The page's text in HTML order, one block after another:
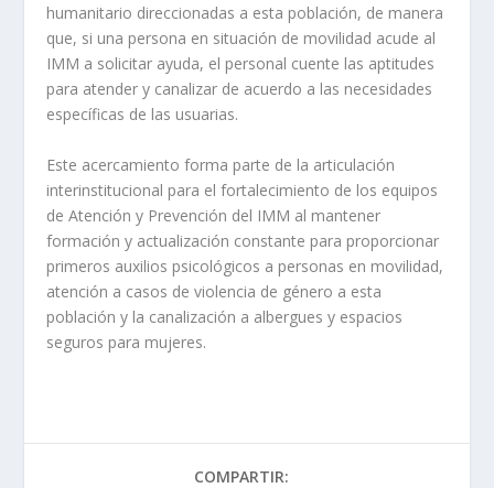
humanitario direccionadas a esta población, de manera
que, si una persona en situación de movilidad acude al
IMM a solicitar ayuda, el personal cuente las aptitudes
para atender y canalizar de acuerdo a las necesidades
específicas de las usuarias.
Este acercamiento forma parte de la articulación
interinstitucional para el fortalecimiento de los equipos
de Atención y Prevención del IMM al mantener
formación y actualización constante para proporcionar
primeros auxilios psicológicos a personas en movilidad,
atención a casos de violencia de género a esta
población y la canalización a albergues y espacios
seguros para mujeres.
COMPARTIR: